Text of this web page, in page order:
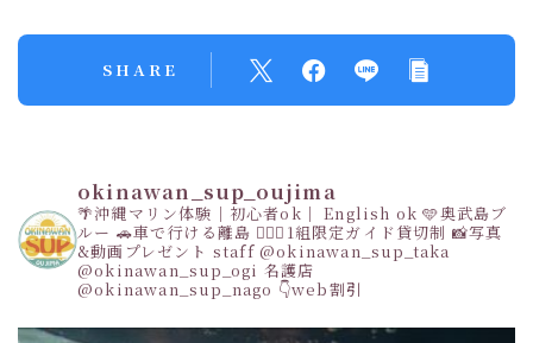
SHARE
okinawan_sup_oujima
🌴沖縄マリン体験｜初心者ok｜ English ok 🩵奥武島ブ
ルー 🚗車で行ける離島 👩‍❤️‍👩1組限定ガイド貸切制 📸写真
&動画プレゼント staff@okinawan_sup_taka
@okinawan_sup_ogi 名護店
@okinawan_sup_nago 👇web割引